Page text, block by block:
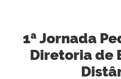
1ª Jornada
Diretoria de